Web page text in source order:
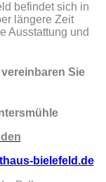
befindet sich in
längere Zeit
Ausstattung und
Sie
bielefeld.de